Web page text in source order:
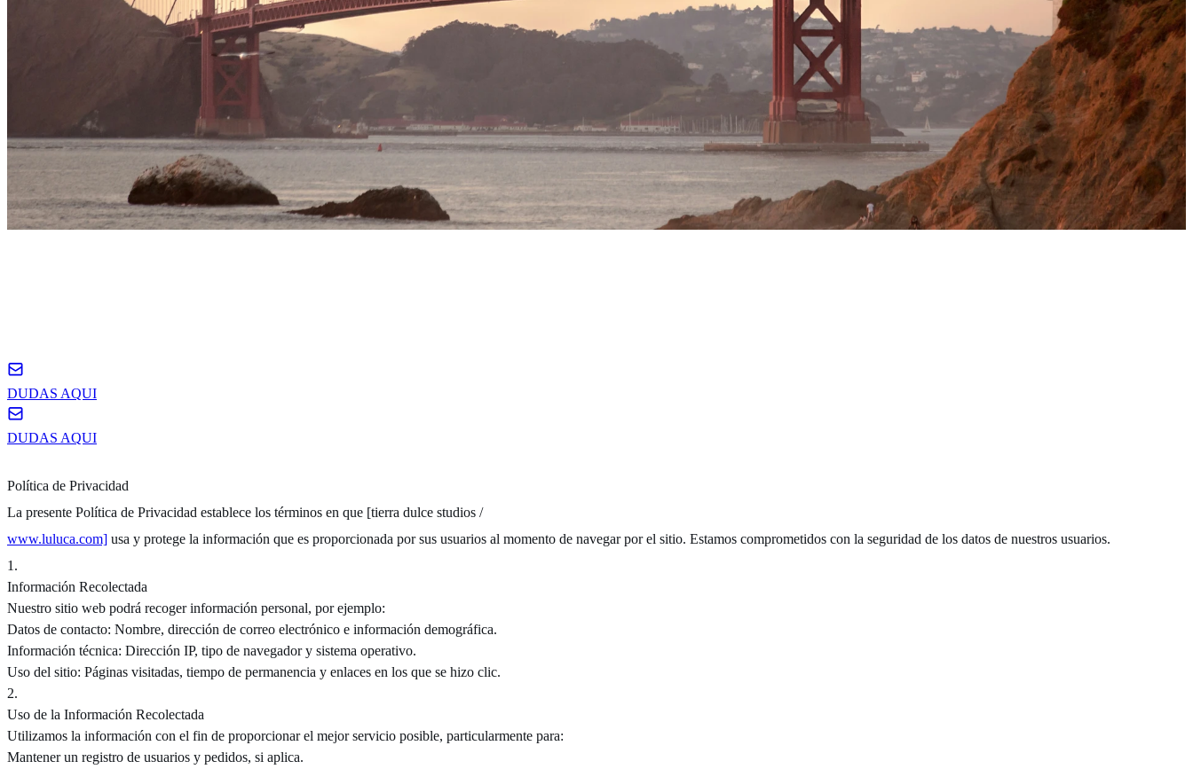
DUDAS AQUI
DUDAS AQUI
Política de Privacidad
La presente Política de Privacidad establece los términos en que [tierra dulce studios /
www.luluca.com] usa y protege la información que es proporcionada por sus usuarios al momento de navegar por el sitio. Estamos comprometidos con la seguridad de los datos de nuestros usuarios.
1 .
Información Recolectada
Nuestro sitio web podrá recoger información personal, por ejemplo:
Datos de contacto: Nombre, dirección de correo electrónico e información demográfica.
Información técnica: Dirección IP, tipo de navegador y sistema operativo.
Uso del sitio: Páginas visitadas, tiempo de permanencia y enlaces en los que se hizo clic.
2.
Uso de la Información Recolectada
Utilizamos la información con el fin de proporcionar el mejor servicio posible, particularmente para:
Mantener un registro de usuarios y pedidos, si aplica.